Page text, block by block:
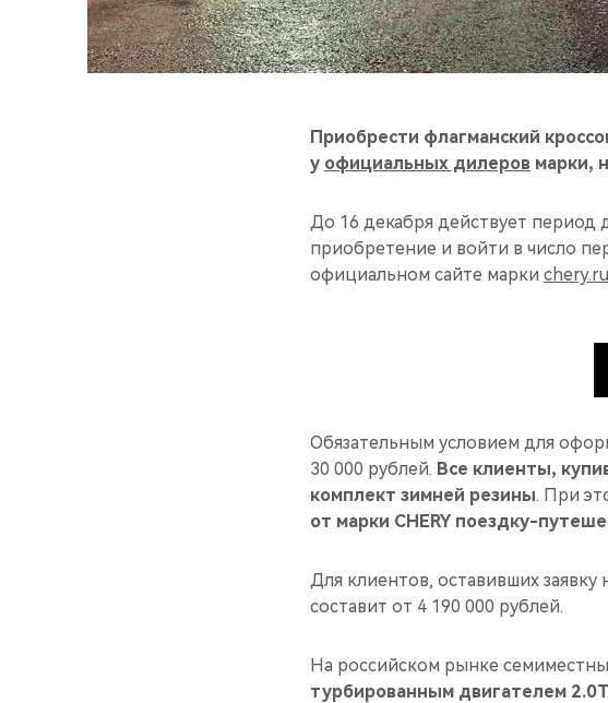
Приобрести флагманский
у официальных дилеров марки,
До 16 декабря действует период
приобретение и войти в число
официальном сайте марки chery.ru
Обязательным условием для
30 000 рублей. Все клиенты,
комплект зимней резины. При
от марки CHERY поездку-
Для клиентов, оставивших
составит от 4 190 000 рублей.
На российском рынке
турбированным двигателем